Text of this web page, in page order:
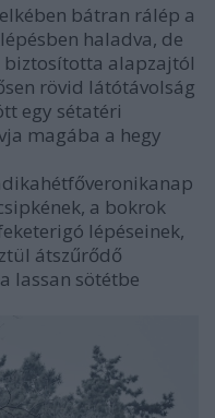
bátran rálép a
haladva, de
alapzajtól
rövid látótávolság
egy sétatéri
magába a hegy
a bokrok
lépéseinek,
átszűrődő
lassan sötétbe